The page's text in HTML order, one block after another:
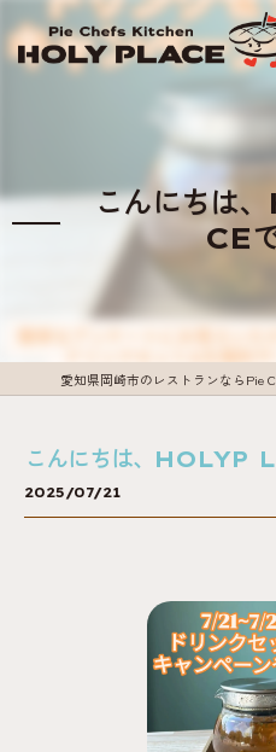
こんにちは
CE
こんにちは、HOLYP
2025/07/21